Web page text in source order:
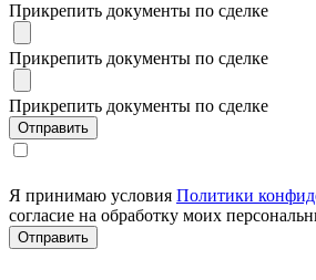
Прикрепить документы по сделке
Прикрепить документы по сделке
Прикрепить документы по сделке
Я принимаю условия Политики
согласие на обработку моих